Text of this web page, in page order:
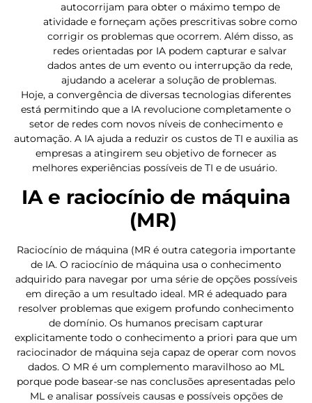
autocorrijam para obter o máximo tempo de
atividade e forneçam ações prescritivas sobre como
corrigir os problemas que ocorrem. Além disso, as
redes orientadas por IA podem capturar e salvar
dados antes de um evento ou interrupção da rede,
ajudando a acelerar a solução de problemas.
Hoje, a convergência de diversas tecnologias diferentes
está permitindo que a IA revolucione completamente o
setor de redes com novos níveis de conhecimento e
automação. A IA ajuda a reduzir os custos de TI e auxilia as
empresas a atingirem seu objetivo de fornecer as
melhores experiências possíveis de TI e de usuário.
IA e raciocínio de máquina
(MR)
Raciocínio de máquina (MR é outra categoria importante
de IA. O raciocínio de máquina usa o conhecimento
adquirido para navegar por uma série de opções possíveis
em direção a um resultado ideal. MR é adequado para
resolver problemas que exigem profundo conhecimento
de domínio. Os humanos precisam capturar
explicitamente todo o conhecimento a priori para que um
raciocinador de máquina seja capaz de operar com novos
dados. O MR é um complemento maravilhoso ao ML
porque pode basear-se nas conclusões apresentadas pelo
ML e analisar possíveis causas e possíveis opções de